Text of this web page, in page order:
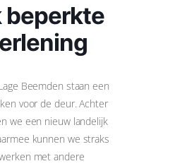
beperkte
Beemden staan een
voor de deur. Achter
we een nieuw landelijk
kunnen we straks
met andere